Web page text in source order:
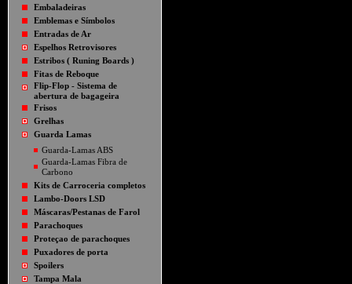
Embaladeiras
Emblemas e Símbolos
Entradas de Ar
Espelhos Retrovisores
Estribos ( Runing Boards )
Fitas de Reboque
Flip-Flop - Sistema de
abertura de bagageira
Frisos
Grelhas
Guarda Lamas
Guarda-Lamas ABS
Guarda-Lamas Fibra de
Carbono
Kits de Carroceria completos
Lambo-Doors LSD
Máscaras/Pestanas de Farol
Parachoques
Proteçao de parachoques
Puxadores de porta
Spoilers
Tampa Mala